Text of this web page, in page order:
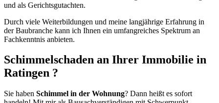
und als Gerichtsgutachten.
Durch viele Weiterbildungen und meine langjährige Erfahrung in
der Baubranche kann ich Ihnen ein umfangreiches Spektrum an
Fachkenntnis anbieten.
Schimmelschaden an Ihrer Immobilie in
Ratingen ?
Sie haben Schimmel in der Wohnung? Dann heißt es sofort